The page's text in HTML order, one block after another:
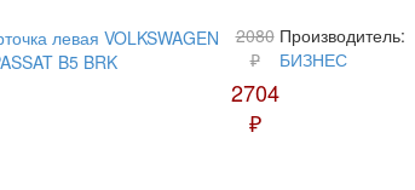
2080
₽
2704
₽
Производитель:
БИЗНЕС